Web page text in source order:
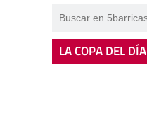
LA COPA DEL DÍA